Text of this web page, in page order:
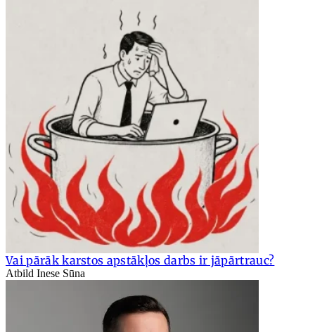
Vai pārāk karstos apstākļos darbs ir jāpārtrauc?
Atbild Inese Sūna